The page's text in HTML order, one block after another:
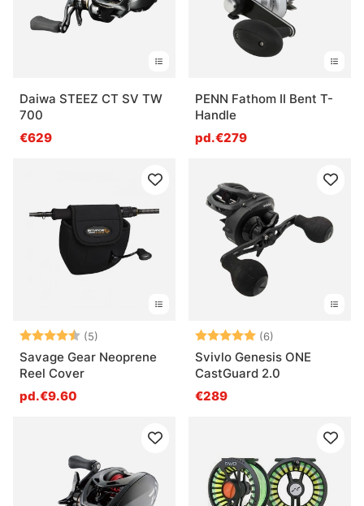
Daiwa STEEZ CT SV TW
700
€629
PENN Fathom II Bent T-
Handle
pd.€279
Note: (5)
Savage Gear Neoprene
Reel Cover
pd.€9.60
Note: (6)
Svivlo Genesis ONE
CastGuard 2.0
€289